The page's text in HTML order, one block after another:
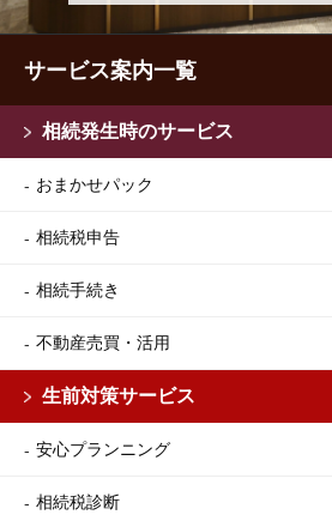
サービス案内一覧
相続発生時のサービス
おまかせパック
相続税申告
相続手続き
不動産売買・活用
生前対策サービス
安心プランニング
相続税診断